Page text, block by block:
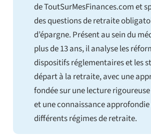
de ToutSurMesFinances.com et
des questions de retraite
d’épargne. Présent au sein du
plus de 13 ans, il analyse les
dispositifs réglementaires et les
départ à la retraite, avec une
fondée sur une lecture
et une connaissance approfondie
différents régimes de retraite.